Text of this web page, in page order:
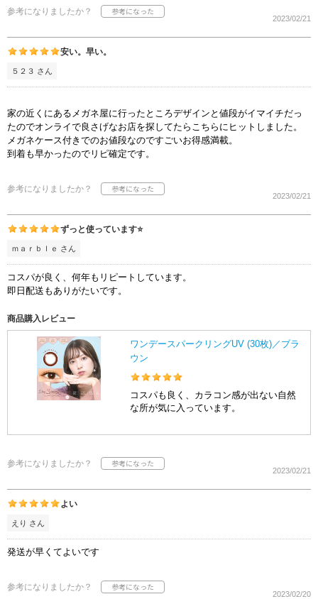
参考になりましたか？
2023/02/21
安い。早い。
５２３ さん
家の近くにあるメガネ屋に行ったところデザインと値段がイマイチだっ
たのでオンライで良さげなお店を探してたらこちらにヒットしました。
メガネケース付きでのお値段なのですごいお得感満載。
到着も早かったのでリピ確定です。
参考になりましたか？
2023/02/21
ずっと使っています⭐️
ｍａｒｂｌｅ さん
コスパが良く、何年もリピートしています。
即日配送もありがたいです。
商品購入レビュー
ワンデースパークリングUV (30枚)／ブラ
ウン
コスパも良く、カラコン感が出ない自然
な所が気に入っています。
参考になりましたか？
2023/02/21
よい
えり さん
発送が早くてよいです
参考になりましたか？
2023/02/20